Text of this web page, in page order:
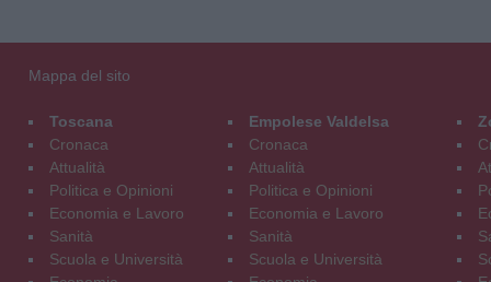
Mappa del sito
Toscana
Cronaca
Attualità
Politica e Opinioni
Economia e Lavoro
Sanità
Scuola e Università
Empolese Valdelsa
Cronaca
Attualità
Politica e Opinioni
Economia e Lavoro
Sanità
Scuola e Università